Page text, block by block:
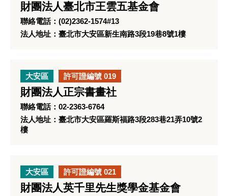
財團法人臺北市王雲五基金會
聯絡電話：(02)2362-1574#13
法人地址：臺北市大安區新生南路3段19巷8號1樓
大安區 許可證編號 019
財團法人正宗書畫社
聯絡電話：02-2363-6764
法人地址：臺北市大安區羅斯福路3段283巷21弄10號2
樓
大安區 許可證編號 021
財團法人英千里先生獎學金基金會